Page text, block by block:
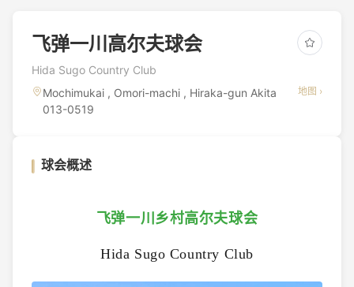
飞弹一川高尔夫球会
Hida Sugo Country Club
Mochimukai , Omori-machi , Hiraka-gun Akita
013-0519
地图 ›
球会概述
飞弹一川乡村高尔夫球会
Hida Sugo Country Club